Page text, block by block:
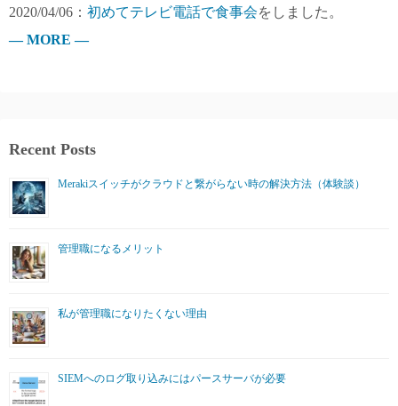
2020/04/06： 初めてテレビ電話で食事会をしました。
— MORE —
Recent Posts
Merakiスイッチがクラウドと繋がらない時の解決方法（体験談）
管理職になるメリット
私が管理職になりたくない理由
SIEMへのログ取り込みにはパースサーバが必要